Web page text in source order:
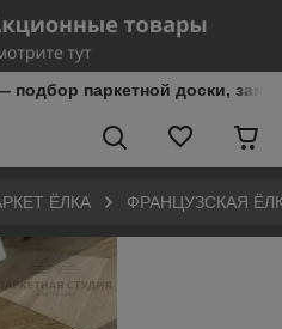
паркетной доски,
ЁЛКА ФРАНЦУЗСКАЯ